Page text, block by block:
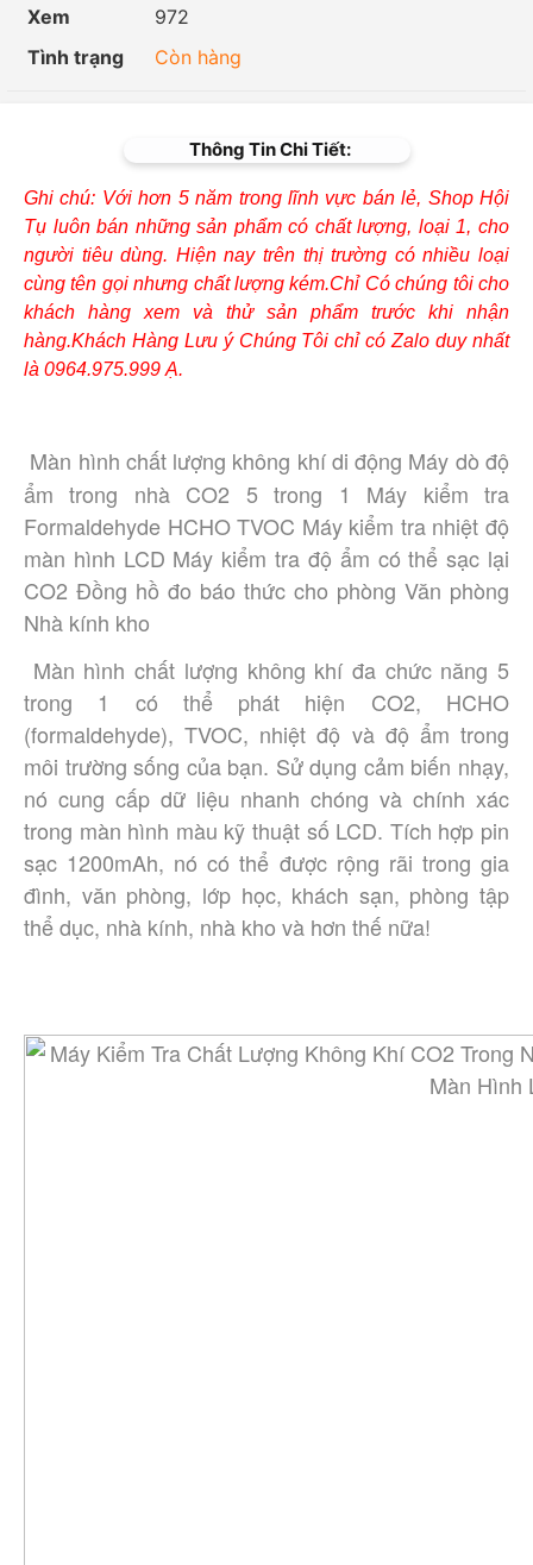
Xem
972
Tình trạng
Còn hàng
Thông Tin Chi Tiết:
Ghi chú: Với hơn 5 năm trong lĩnh vực bán lẻ, Shop Hội
Tụ luôn bán những sản phẩm có chất lượng, loại 1, cho
người tiêu dùng. Hiện nay trên thị trường có nhiều loại
cùng tên gọi nhưng chất lượng kém.Chỉ Có chúng tôi cho
khách hàng xem và thử sản phẩm trước khi nhận
hàng.Khách Hàng Lưu ý Chúng Tôi chỉ có Zalo duy nhất
là 0964.975.999 Ạ.
Màn hình chất lượng không khí di động Máy dò độ
ẩm trong nhà CO2 5 trong 1 Máy kiểm tra
Formaldehyde HCHO TVOC Máy kiểm tra nhiệt độ
màn hình LCD Máy kiểm tra độ ẩm có thể sạc lại
CO2 Đồng hồ đo báo thức cho phòng Văn phòng
Nhà kính kho
trong 1 có thể phát hiện CO2, HCHO
(formaldehyde), TVOC, nhiệt độ và độ ẩm trong
môi trường sống của bạn. Sử dụng cảm biến nhạy,
nó cung cấp dữ liệu nhanh chóng và chính xác
trong màn hình màu kỹ thuật số LCD. Tích hợp pin
sạc 1200mAh, nó có thể được rộng rãi trong gia
đình, văn phòng, lớp học, khách sạn, phòng tập
thể dục, nhà kính, nhà kho và hơn thế nữa!